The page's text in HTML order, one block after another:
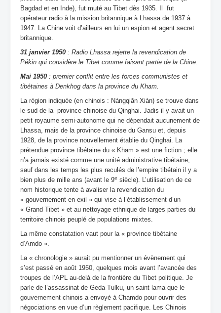
Bagdad et en Inde), fut muté au Tibet dès 1935. Il fut
opérateur radio à la mission britannique à Lhassa de 1937 à
1947. La Chine voit d’ailleurs en lui un espion et agent secret
britannique.
31 janvier 1950 : Radio Lhassa rejette la revendication de
Pékin qui considère le Tibet comme faisant partie de la Chine.
Mai 1950 : premier conflit entre les forces communistes et
tibétaines à Denkhog dans la province du Kham.
La région indiquée (en chinois : Nángqiān Xiàn) se trouve dans
le sud de la province chinoise du Qinghai. Jadis il y avait un
petit royaume semi-autonome qui ne dépendait aucunement de
Lhassa, mais de la province chinoise du Gansu et, depuis
1928, de la province nouvellement établie du Qinghai. La
prétendue province tibétaine du « Kham » est une fiction ; elle
n’a jamais existé comme une unité administrative tibétaine,
sauf dans les temps les plus reculés de l’empire tibétain il y a
bien plus de mille ans (avant le 9e siècle). L’utilisation de ce
nom historique tente à avaliser la revendication du
« gouvernement en exil » qui vise à l’établissement d’un
« Grand Tibet » et au nettoyage ethnique de larges parties du
territoire chinois peuplé de populations mixtes.
La même constatation vaut pour la « province tibétaine
d’Amdo ».
La « chronologie » aurait pu mentionner un évènement qui
s’est passé en août 1950, quelques mois avant l’avancée des
troupes de l’APL au-delà de la frontière du Tibet politique. Je
parle de l’assassinat de Geda Tulku, un saint lama que le
gouvernement chinois a envoyé à Chamdo pour ouvrir des
négociations en vue d’un règlement pacifique. Les Chinois